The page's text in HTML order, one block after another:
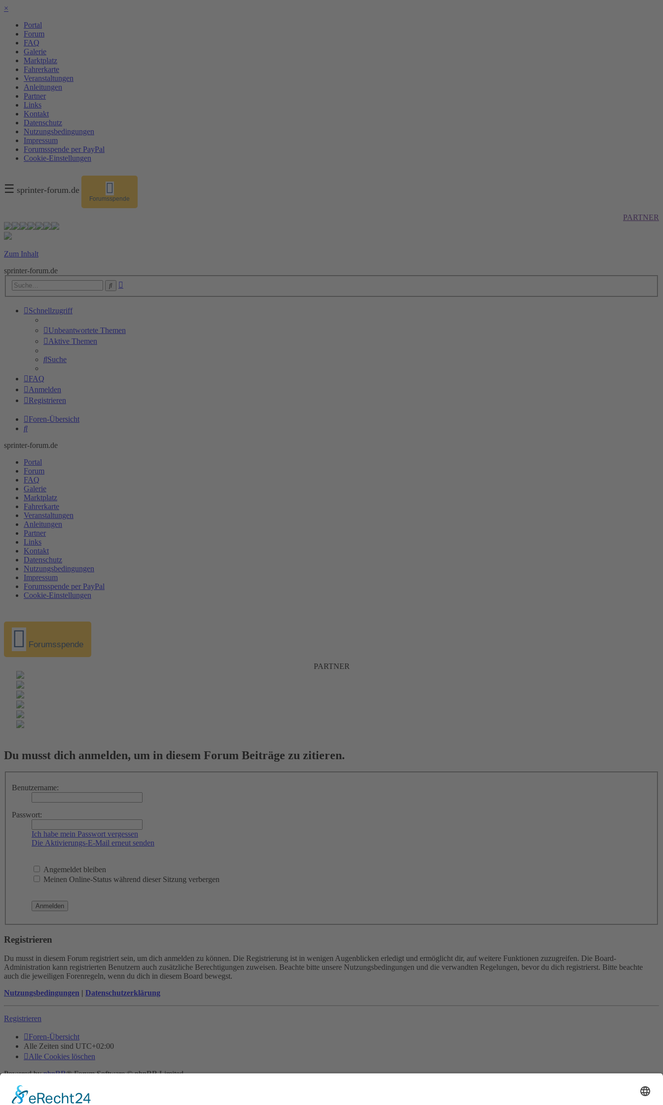
×
Portal
Forum
FAQ
Galerie
Marktplatz
Fahrerkarte
Veranstaltungen
Anleitungen
Partner
Links
Kontakt
Datenschutz
Nutzungsbedingungen
Impressum
Forumsspende per PayPal
Cookie-Einstellungen
☰ sprinter-forum.de
Forumsspende
PARTNER
Zum Inhalt
sprinter-forum.de
Suche
Schnellzugriff
Unbeantwortete Themen
Aktive Themen
Suche
FAQ
Anmelden
Registrieren
Foren-Übersicht
Suche
sprinter-forum.de
Portal
Forum
FAQ
Galerie
Marktplatz
Fahrerkarte
Veranstaltungen
Anleitungen
Partner
Links
Kontakt
Datenschutz
Nutzungsbedingungen
Impressum
Forumsspende per PayPal
Cookie-Einstellungen
Forumsspende
PARTNER
Du musst dich anmelden, um in diesem Forum Beiträge zu zitieren.
Benutzername:
Passwort:
Ich habe mein Passwort vergessen
Die Aktivierungs-E-Mail erneut senden
Angemeldet bleiben
Meinen Online-Status während dieser Sitzung verbergen
Registrieren
Du musst in diesem Forum registriert sein, um dich anmelden zu können. Die Registrierung ist in wenigen Augenblicken erledigt und ermöglicht dir, auf weitere Funktionen zuzugreifen. Die Board-
Administration kann registrierten Benutzern auch zusätzliche Berechtigungen zuweisen. Beachte bitte unsere Nutzungsbedingungen und die verwandten Regelungen, bevor du dich registrierst. Bitte beachte
auch die jeweiligen Forenregeln, wenn du dich in diesem Board bewegst.
Nutzungsbedingungen | Datenschutzerklärung
Registrieren
Foren-Übersicht
Alle Zeiten sind UTC+02:00
Alle Cookies löschen
Powered byphpBB® Forum Software © phpBB Limited
Deutsche Übersetzung durch